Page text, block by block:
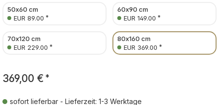
50x60 cm
EUR 89.00 *
60x90 cm
EUR 149.00 *
70x120 cm
EUR 229.00 *
80x160 cm
EUR 369.00 *
369,00 € *
sofort lieferbar - Lieferzeit: 1-3 Werktage